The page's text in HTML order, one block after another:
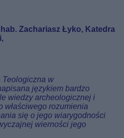
Zachariasz Łyko, Katedra
Teologiczna w
językiem bardzo
wiedzy archeologicznej i
właściwego rozumienia
się o jego wiarygodności
wierności jego